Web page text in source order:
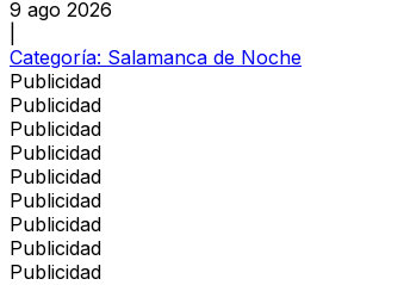
9 ago 2026
Categoría: Salamanca de Noche
Publicidad
Publicidad
Publicidad
Publicidad
Publicidad
Publicidad
Publicidad
Publicidad
Publicidad